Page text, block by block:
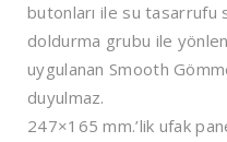
butonları ile su tasarrufu
doldurma grubu ile
uygulanan Smooth
duyulmaz.
247×165 mm.’lik ufak